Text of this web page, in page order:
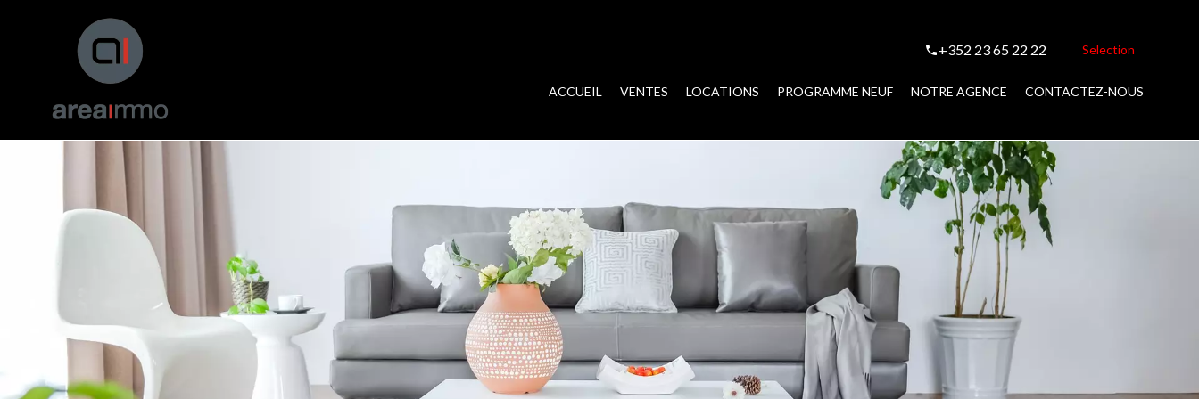
+352 23 65 22 22 Selection
ACCUEIL VENTES LOCATIONS PROGRAMME NEUF NOTRE AGENCE CONTACTEZ-NOUS